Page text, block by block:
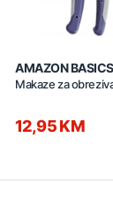
AMAZON BASICS
Makaze za
12,95 KM